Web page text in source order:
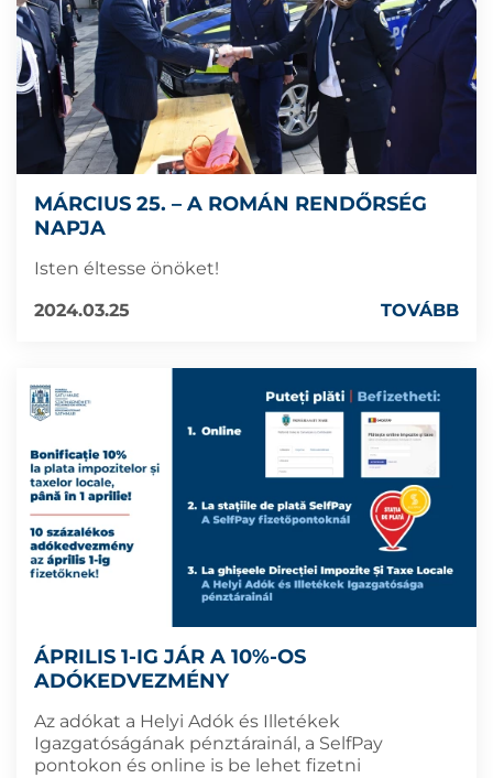
MÁRCIUS 25. – A ROMÁN RENDŐRSÉG
NAPJA
Isten éltesse önöket!
2024.03.25
TOVÁBB
ÁPRILIS 1-IG JÁR A 10%-OS
ADÓKEDVEZMÉNY
Az adókat a Helyi Adók és Illetékek
Igazgatóságának pénztárainál, a SelfPay
pontokon és online is be lehet fizetni